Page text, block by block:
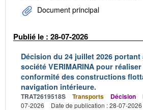
Document principal
Publié le : 28-07-2026
Décision du 24 juillet 2026 portant
société VERIMARINA pour
conformité des constructions
navigation intérieure.
TRAT2619518S Transports Décision
07-2026
Date de publication : 28-07-2026